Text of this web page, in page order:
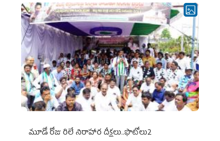
మూడో రోజు రిలే నిరాహార దీక్షలు..ఫొటోలు2